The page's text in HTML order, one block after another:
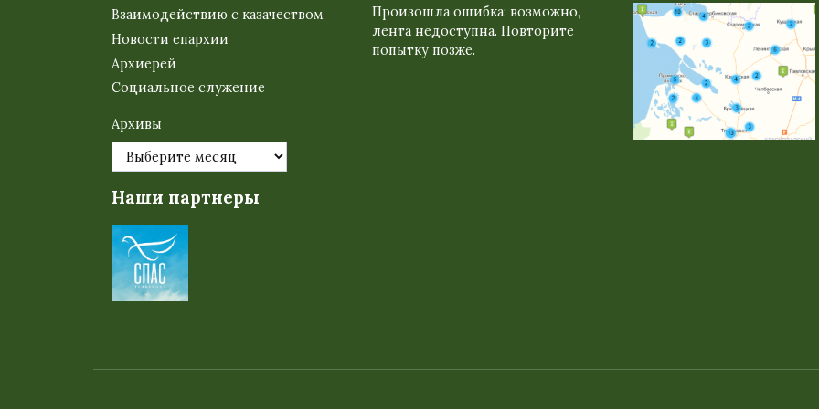
Взаимодействию с казачеством
Новости епархии
Архиерей
Социальное служение
Архивы
Наши партнеры
Произошла ошибка; возможно,
лента недоступна. Повторите
попытку позже.